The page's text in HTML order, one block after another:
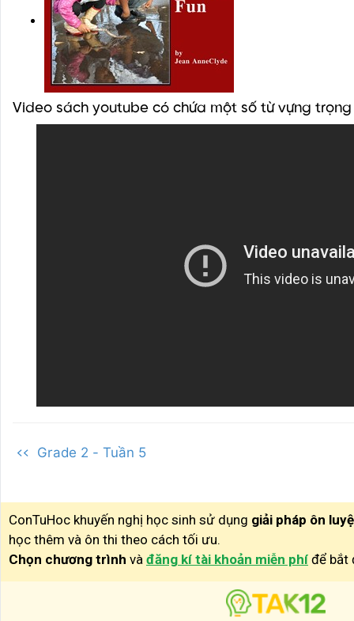
Video sách youtube có chứa một số từ vựng
<< Grade 2 - Tuần 5
ConTuHoc khuyến nghị học sinh sử dụng giải pháp ôn
học thêm và ôn thi theo cách tối ưu.
Chọn chương trình và đăng kí tài khoản miễn phí để bắt